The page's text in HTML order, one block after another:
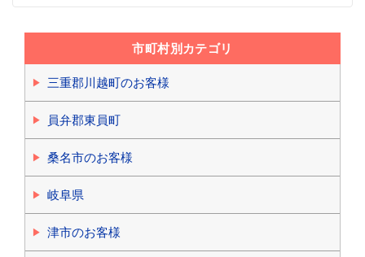
市町村別カテゴリ
三重郡川越町のお客様
員弁郡東員町
桑名市のお客様
岐阜県
津市のお客様